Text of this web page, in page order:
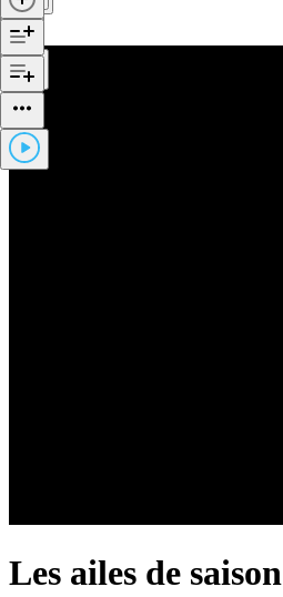
Les ailes de saison